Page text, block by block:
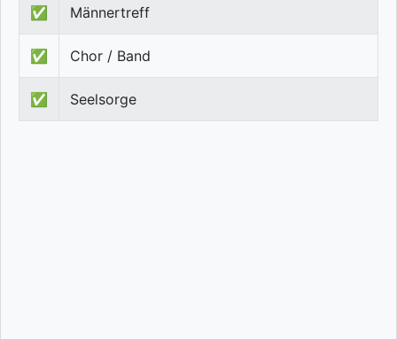
✅ Männertreff
✅ Chor / Band
✅ Seelsorge